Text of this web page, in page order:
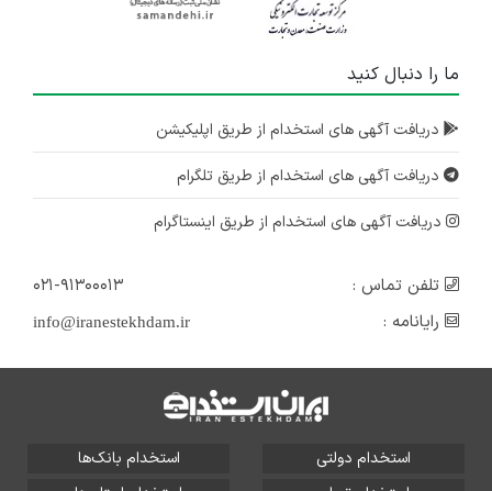
ما را دنبال کنید
دریافت آگهی های استخدام از طریق اپلیکیشن
دریافت آگهی های استخدام از طریق تلگرام
دریافت آگهی های استخدام از طریق اینستاگرام
تلفن تماس :
۰۲۱-۹۱۳۰۰۰۱۳
رایانامه :
info@iranestekhdam.ir
استخدام دولتی
استخدام بانک‌ها